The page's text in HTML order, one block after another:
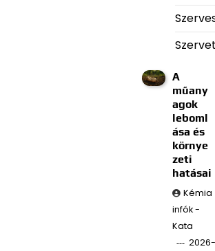
A
műany
agok
leboml
ása és
környe
zeti
hatásai
Kémia
infók -
Kata